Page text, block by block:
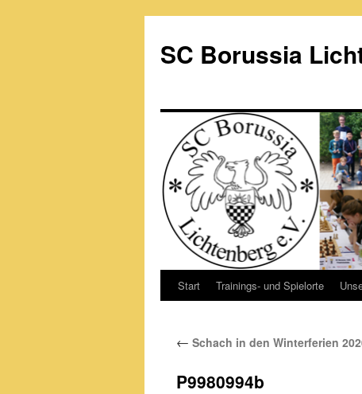
springen
SC Borussia
Start Trainings- und Spielorte
← Schach in den Winterferien
P9980994b